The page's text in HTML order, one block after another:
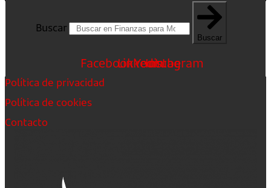
Buscar
Buscar
FacebookLinkedin
Youtube
Instagram
Política de privacidad
Política de cookies
Contacto